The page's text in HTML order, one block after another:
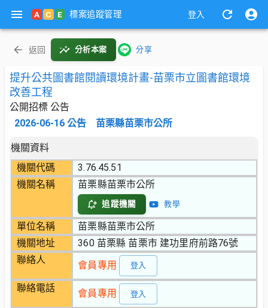
A C E 標案追蹤管理 登入
返回 分析本案 分享
提升公共圖書館閱讀環境計畫-苗栗市立圖書館環境
改善工程
公開招標 公告
2026-06-16 公告 苗栗縣苗栗市公所
機關資料
機關代碼
3.76.45.51
機關名稱
苗栗縣苗栗市公所
追蹤機關 教學
單位名稱
苗栗縣苗栗市公所
機關地址
360 苗栗縣 苗栗市 建功里府前路76號
聯絡人
會員專用 登入
聯絡電話 會員專用 登入